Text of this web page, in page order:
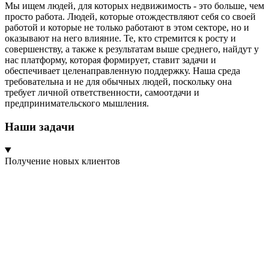
Мы ищем людей, для которых недвижимость - это больше, чем
просто работа. Людей, которые отождествляют себя со своей
работой и которые не только работают в этом секторе, но и
оказывают на него влияние. Те, кто стремится к росту и
совершенству, а также к результатам выше среднего, найдут у
нас платформу, которая формирует, ставит задачи и
обеспечивает целенаправленную поддержку. Наша среда
требовательна и не для обычных людей, поскольку она
требует личной ответственности, самоотдачи и
предпринимательского мышления.
Наши задачи
Получение новых клиентов